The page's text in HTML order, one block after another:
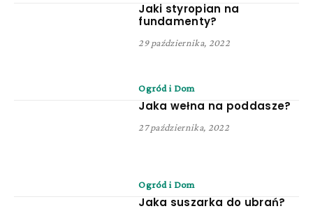
Jaki styropian na
fundamenty?
29 października, 2022
Ogród i Dom
Jaka wełna na poddasze?
27 października, 2022
Ogród i Dom
Jaka suszarka do ubrań?